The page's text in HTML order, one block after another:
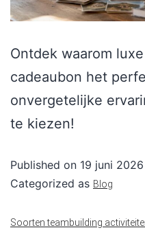
Ontdek waarom
cadeaubon het
onvergetelijke
te kiezen!
Published on 19 juni 2026
Categorized as Blog
Soorten teambuilding